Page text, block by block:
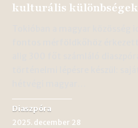
kulturális különbségek
Diaszpóra
2025. december 28